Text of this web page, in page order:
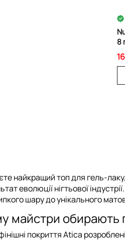
8
найкращий топ для гель-лаку,
еволюції нігтьової
шарудо унікального
майстри обирають
покриття Atica